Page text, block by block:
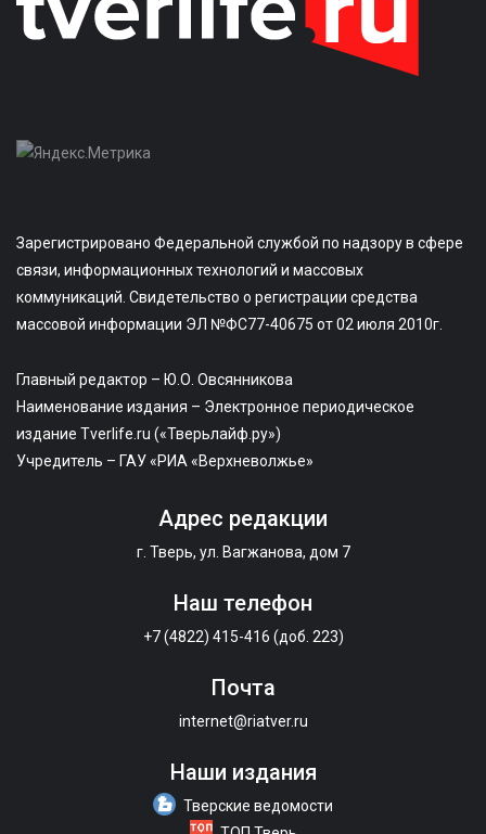
Зарегистрировано Федеральной службой по надзору в сфере
связи, информационных технологий и массовых
коммуникаций. Свидетельство о регистрации средства
массовой информации ЭЛ №ФС77-40675 от 02 июля 2010г.
Главный редактор – Ю.О. Овсянникова
Наименование издания – Электронное периодическое
издание Tverlife.ru («Тверьлайф.ру»)
Учредитель – ГАУ «РИА «Верхневолжье»
Адрес редакции
г. Тверь, ул. Вагжанова, дом 7
Наш телефон
+7 (4822) 415-416 (доб. 223)
Почта
internet@riatver.ru
Наши издания
Тверские ведомости